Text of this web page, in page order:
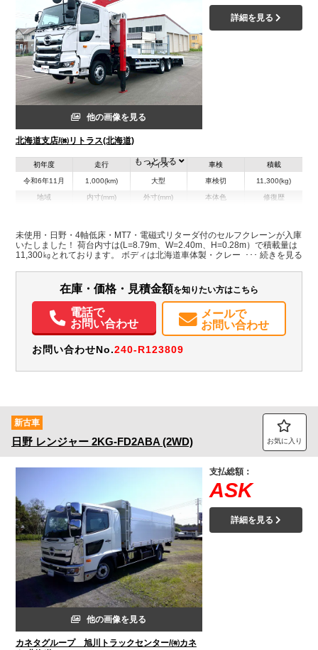
他の画像を見る
北海道支店/㈱リトラス(北海道)
詳細を見る
初年度
令和6年11月
走行
1,000(km)
サイズ
大型
車検
車検切
積載
11,300(kg)
地域 内寸(mm)
H:280
外寸(mm) 本体色 修復歴
装備情報
バックモニター
もっと見る
未使用・日野・4軸低床・MT7・電磁式リターダ付のセルフクレーンが入庫
いたしました！ 荷台内寸は(L=8.79m、W=2.40m、H=0.28m）で積載量は
11,300㎏とれております。 ボディは北海道車体製・クレーンはユニック製
す 市場に少ない車両ですのでぜひこの機会にお問い合わせください！
在庫・価格・見積金額を知りたい方はこちら
電話で
お問い合わせ
メールで
お問い合わせ
お問い合わせNo.240-R123809
新古車
日野 レンジャー 2KG-FD2ABA (2WD) お気に入り
他の画像を見る
カネタグループ 旭川トラックセンター/㈲カネ
支払総額：
ASK
詳細を見る